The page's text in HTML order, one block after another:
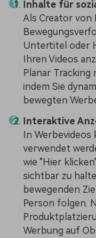
Inhalte für
Als Creator von
Untertitel oder
Ihren Videos
Planar Tracking
indem Sie
bewegten
Interaktive
In
verwendet
wie "Hier
sichtbar zu
bewegenden
Person folgen.
Werbung auf